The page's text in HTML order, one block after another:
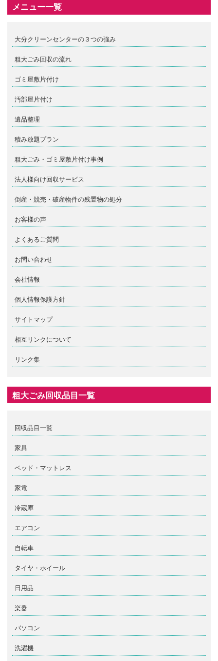
メニュー一覧
大分クリーンセンターの３つの強み
粗大ごみ回収の流れ
ゴミ屋敷片付け
汚部屋片付け
遺品整理
積み放題プラン
粗大ごみ・ゴミ屋敷片付け事例
法人様向け回収サービス
倒産・競売・破産物件の残置物の処分
お客様の声
よくあるご質問
お問い合わせ
会社情報
個人情報保護方針
サイトマップ
相互リンクについて
リンク集
粗大ごみ回収品目一覧
回収品目一覧
家具
ベッド・マットレス
家電
冷蔵庫
エアコン
自転車
タイヤ・ホイール
日用品
楽器
パソコン
洗濯機